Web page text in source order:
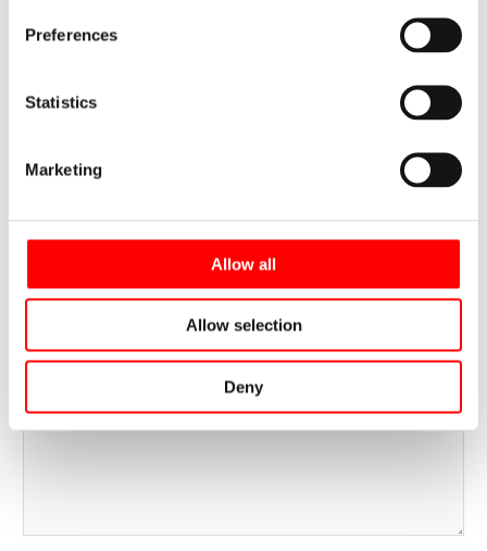
Preferences
Statistics
Marketing
Allow all
Allow selection
Deny
Deja un comentario
Noega
campos obligatorios están marcados con
Escribe